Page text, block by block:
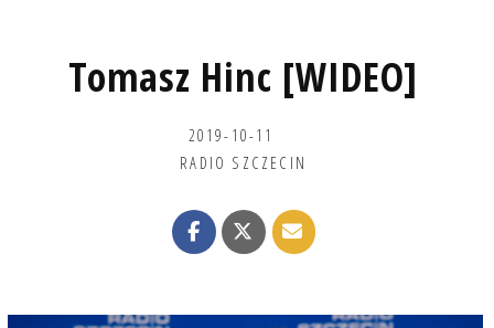
Tomasz Hinc [WIDEO]
2019-10-11
RADIO SZCZECIN